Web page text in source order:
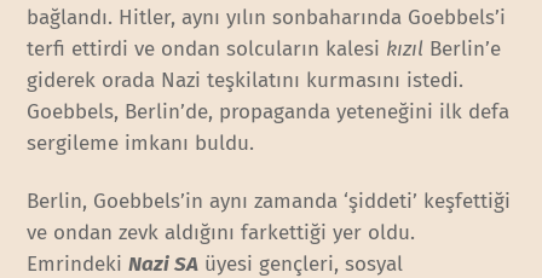
bağlandı. Hitler, aynı yılın sonbaharında Goebbels’i
terfi ettirdi ve ondan solcuların kalesi kızıl Berlin’e
giderek orada Nazi teşkilatını kurmasını istedi.
Goebbels, Berlin’de, propaganda yeteneğini ilk defa
sergileme imkanı buldu.
Berlin, Goebbels’in aynı zamanda ‘şiddeti’ keşfettiği
ve ondan zevk aldığını farkettiği yer oldu.
EmrindekiNazi SA üyesi gençleri, sosyal